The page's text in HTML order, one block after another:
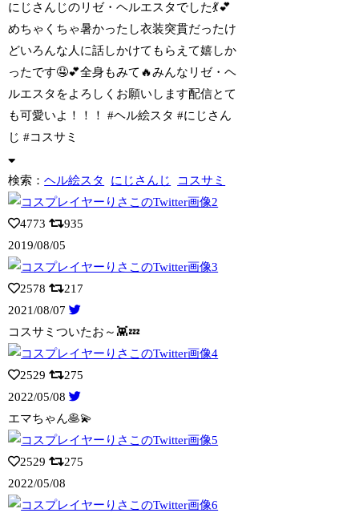
にじさんじのリゼ・ヘルエスタでした💃💕
めちゃくちゃ暑かったし衣装突貫だったけ
どいろんな人に話しかけてもらえて嬉しか
ったです🤤💕全身もみて🔥みんなリゼ・ヘ
ルエスタをよろしくお願いします配信とて
も可愛いよ！！！ #ヘル絵スタ #にじさん
じ #コスサミ
検索：ヘル絵スタ にじさんじ コスサミ
4773
935
2019/08/05
2578
217
2021/08/07
コスサミついたお～👾💤
2529
275
2022/05/08
エマちゃん🥞💫
2529
275
2022/05/08